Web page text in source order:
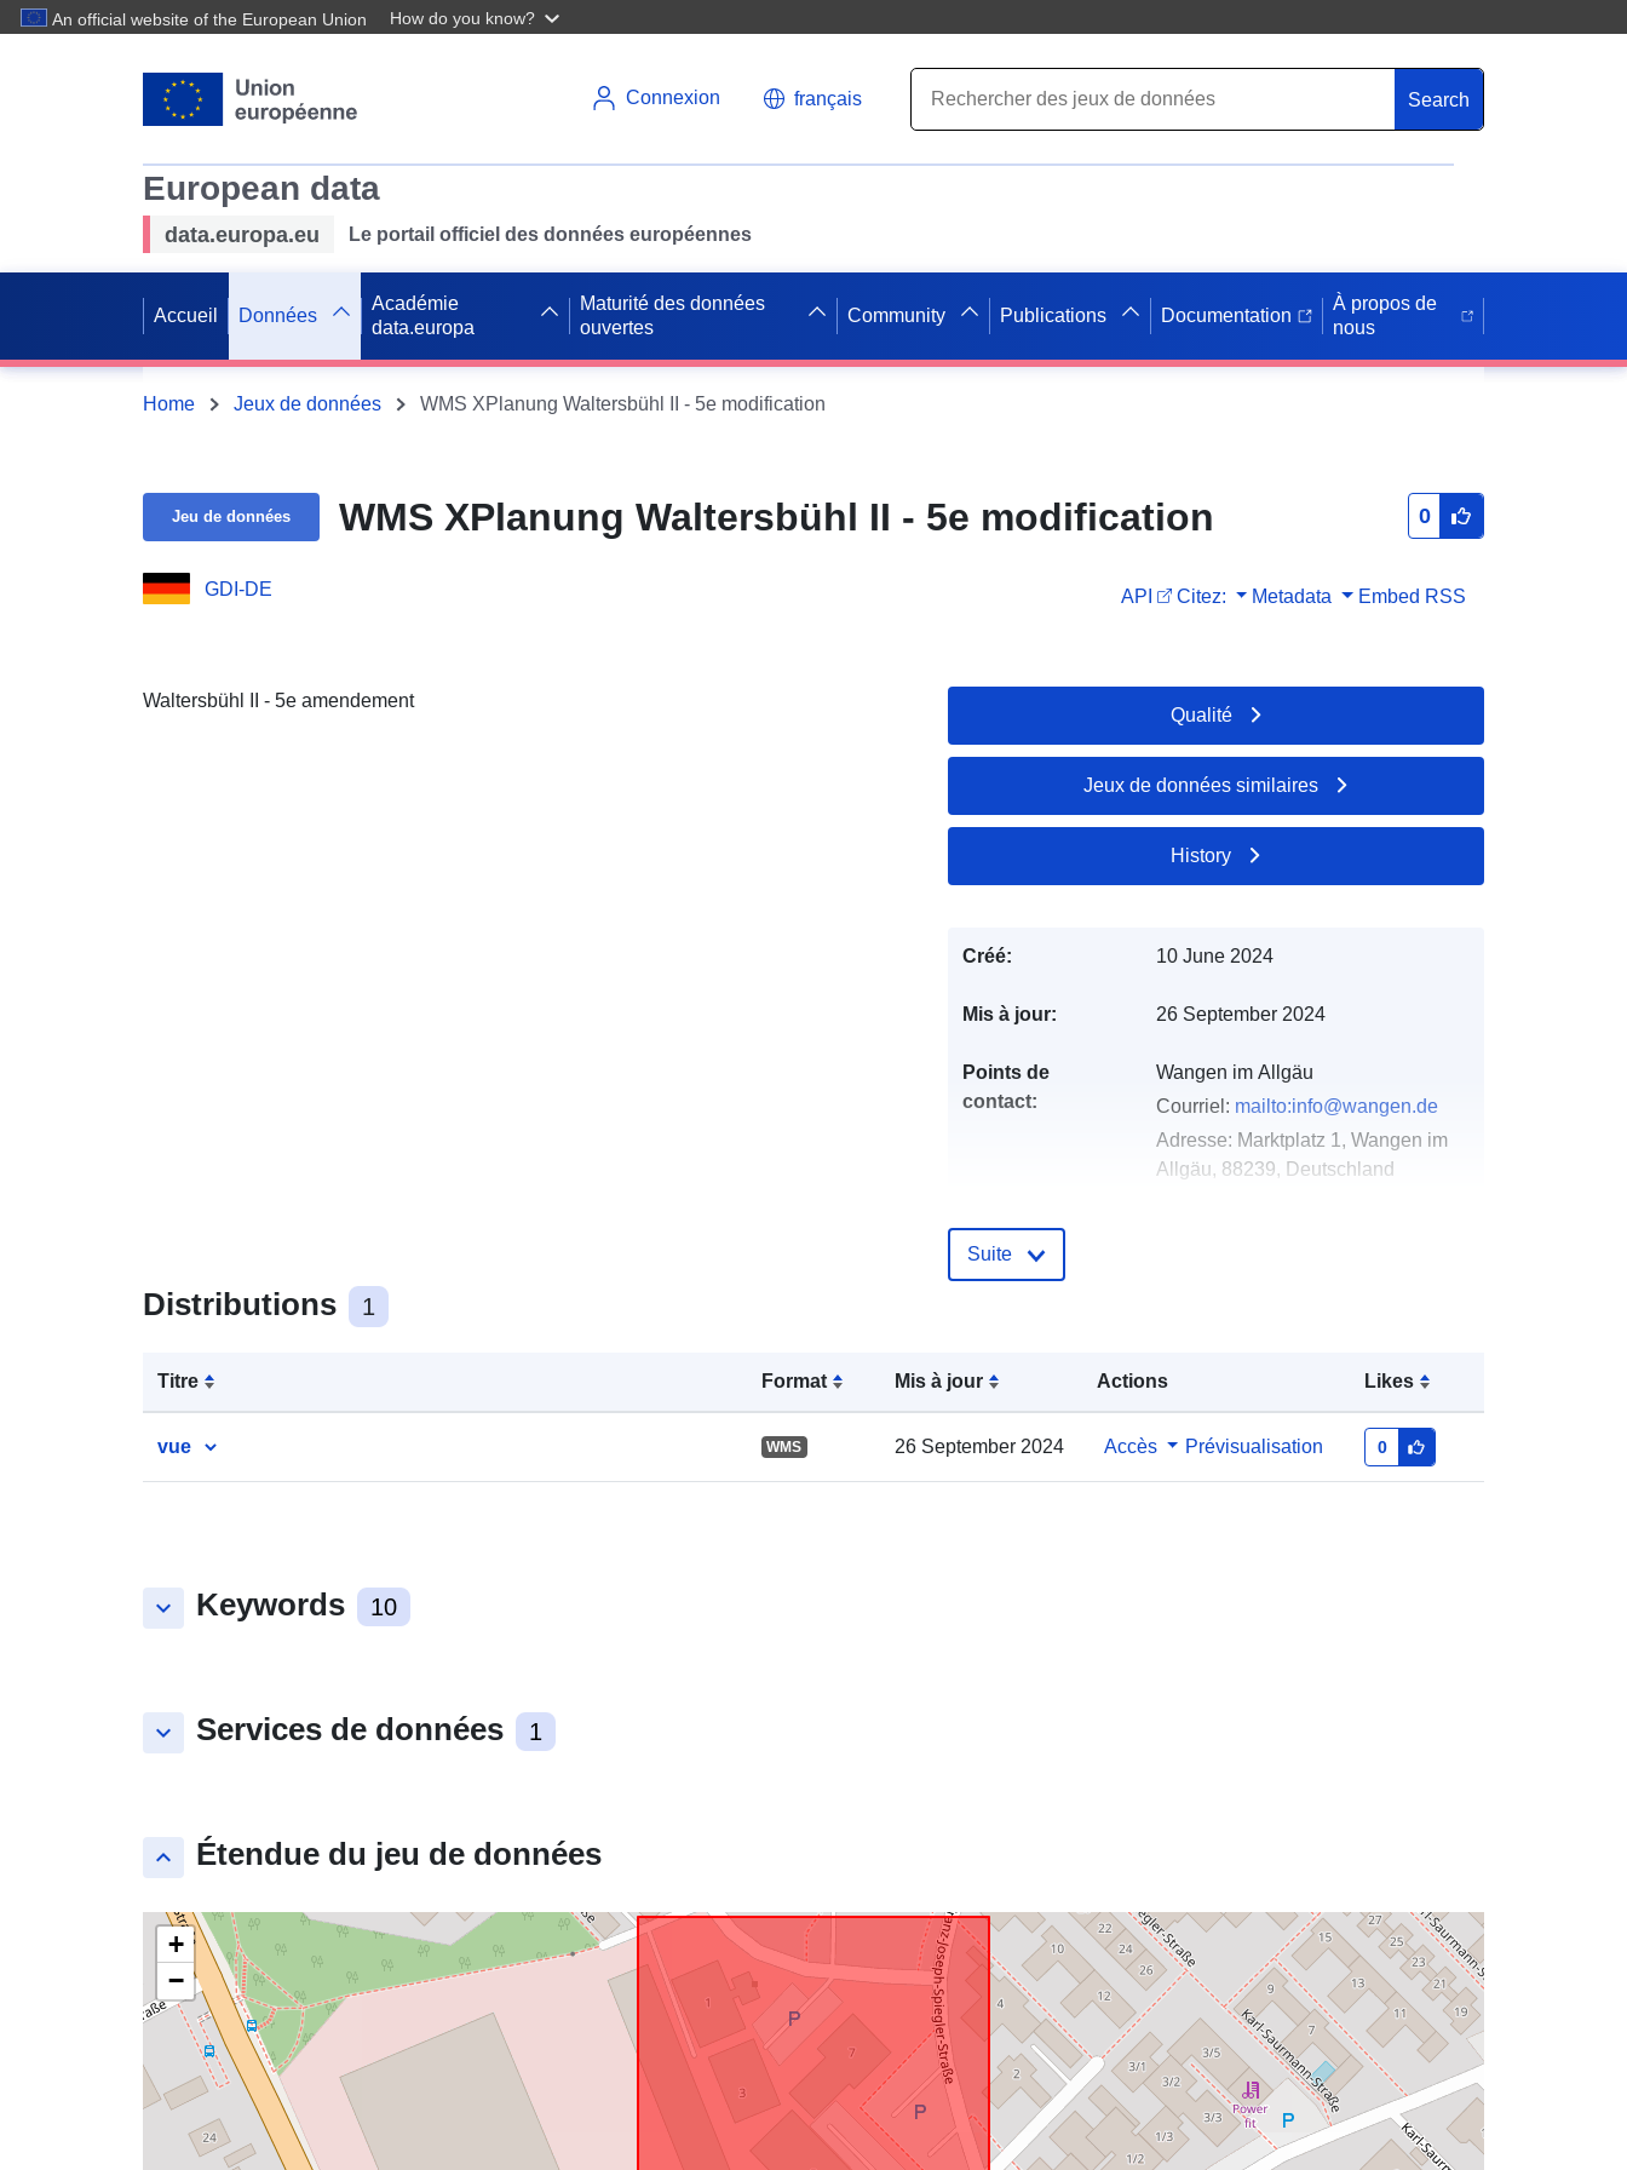
An official website of the European Union How do you know?
Connexion français Search
European data
data.europa.eu Le portail officiel des données européennes
Accueil Données
Académie
data.europa
Maturité des données
ouvertes
Community Publications Documentation
À propos de
nous
Home Jeux de données WMS XPlanung Waltersbühl II - 5e modification
Jeu de données WMS XPlanung Waltersbühl II - 5e modification 0
GDI-DE API Citez: Metadata Embed RSS
Waltersbühl II - 5e amendement
Distributions 1
Titre Format Mis à jour Actions Likes
vue WMS 26 September 2024 Accès Prévisualisation 0
keyboard_arrow_down Keywords 10
keyboard_arrow_down Services de données 1
keyboard_arrow_up Étendue du jeu de données
+
−
Qualité
Jeux de données similaires
History
Créé: 10 June 2024
Mis à jour: 26 September 2024
Points de
contact:
Wangen im Allgäu
Courriel: mailto:info@wangen.de
Adresse: Marktplatz 1, Wangen im
Allgäu, 88239, Deutschland
Compte rendu du
47.7002386 ], [ 9.8259307,
47.7002386 ], [ 9.8259307,
8e54a8a218a1
Suite